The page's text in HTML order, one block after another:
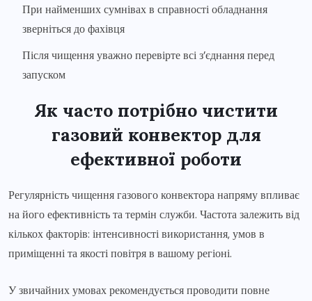
При найменших сумнівах в справності обладнання
зверніться до фахівця
Після чищення уважно перевірте всі з’єднання перед
запуском
Як часто потрібно чистити
газовий конвектор для
ефективної роботи
Регулярність чищення газового конвектора напряму впливає
на його ефективність та термін служби. Частота залежить від
кількох факторів: інтенсивності використання, умов в
приміщенні та якості повітря в вашому регіоні.
У звичайних умовах рекомендується проводити повне